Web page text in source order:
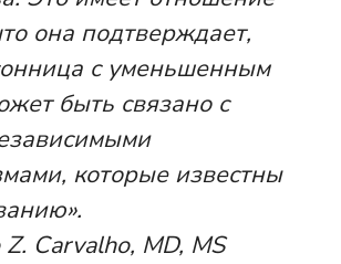
она подтверждает,
с уменьшенным
быть связано с
которые известны
Carvalho, MD, MS